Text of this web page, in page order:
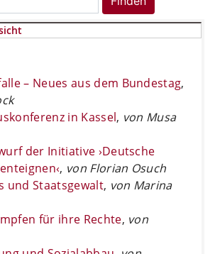
– Neues aus dem Bundestag,
in Kassel, von Musa
der Initiative ›Deutsche
, von Florian Osuch
und Staatsgewalt, von Marina
für ihre Rechte, von